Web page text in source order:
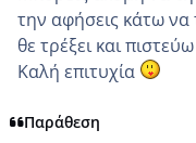
την αφήσεις κάτω να
θε τρέξει και
Καλή επιτυχία
Παράθεση